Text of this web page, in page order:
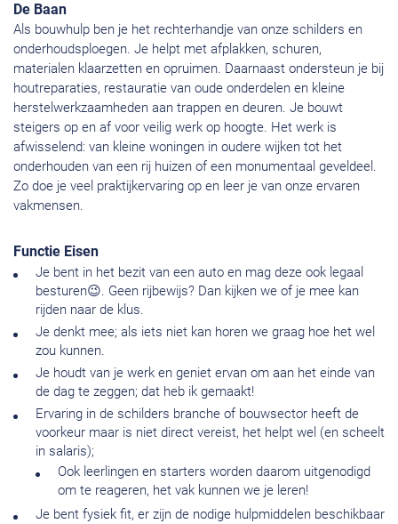
De Baan
Als bouwhulp ben je het rechterhandje van onze schilders en
onderhoudsploegen. Je helpt met afplakken, schuren,
materialen klaarzetten en opruimen. Daarnaast ondersteun je bij
houtreparaties, restauratie van oude onderdelen en kleine
herstelwerkzaamheden aan trappen en deuren. Je bouwt
steigers op en af voor veilig werk op hoogte. Het werk is
afwisselend: van kleine woningen in oudere wijken tot het
onderhouden van een rij huizen of een monumentaal geveldeel.
Zo doe je veel praktijkervaring op en leer je van onze ervaren
vakmensen.
Functie Eisen
Je bent in het bezit van een auto en mag deze ook legaal
besturen😉. Geen rijbewijs? Dan kijken we of je mee kan
rijden naar de klus.
Je denkt mee; als iets niet kan horen we graag hoe het wel
zou kunnen.
Je houdt van je werk en geniet ervan om aan het einde van
de dag te zeggen; dat heb ik gemaakt!
Ervaring in de schilders branche of bouwsector heeft de
voorkeur maar is niet direct vereist, het helpt wel (en scheelt
in salaris);
Ook leerlingen en starters worden daarom uitgenodigd
om te reageren, het vak kunnen we je leren!
Je bent fysiek fit, er zijn de nodige hulpmiddelen beschikbaar